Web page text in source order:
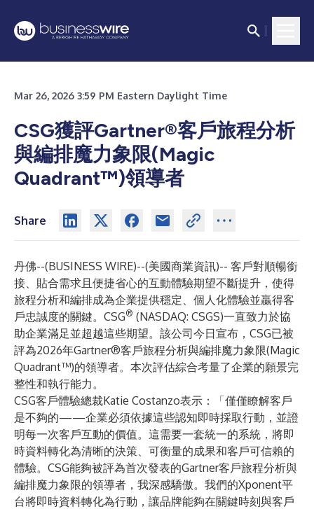
Mar 26, 2026 3:59 PM Eastern Daylight Time
CSG獲評Gartner®客戶旅程分析
與編排魔力象限(Magic
Quadrant™)領導者
Share
丹佛--(BUSINESS WIRE)--(美國商業資訊)-- 客戶對順暢銜
接、貼合需求且便捷省心的互動體驗期望不斷提升，使得
旅程分析和編排成為企業提供穩定、個人化體驗並贏得客
戶忠誠度的關鍵。 CSG® (NASDAQ: CSGS)一直致力於協
助企業滿足並超越這些期望。該公司今日宣布，CSG已被
評為2026年Gartner®客戶旅程分析與編排魔力象限(Magic
Quadrant™)的領導者。本次評估綜合考量了企業的願景完
整性和執行能力。
CSG客戶體驗總裁Katie Costanzo表示：「僅僅瞭解客戶
是不夠的——企業必須依據這些認知即時採取行動，並證
明每一次客戶互動的價值。這需要一套統一的系統，將即
時資料轉化為清晰的決策、可衡量的成果和客戶可信賴的
體驗。CSG能夠被評為首次發表的Gartner客戶旅程分析與
編排魔力象限的領導者，我深感驕傲。我們的Xponent平
台將即時資料轉化為行動，讓品牌能夠在關鍵時刻與客戶